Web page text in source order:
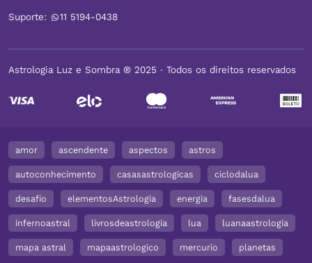
Suporte: 11 5194-0438
Astrologia Luz e Sombra ® 2025 ∙ Todos os direitos reservados
amor ascendente aspectos astros
autoconhecimento casasastrologicas ciclodalua
desafio elementosAstrologia energia fasesdalua
infernoastral livrosdeastrologia lua luanaastrologia
mapa astral mapaastrologico mercurio planetas